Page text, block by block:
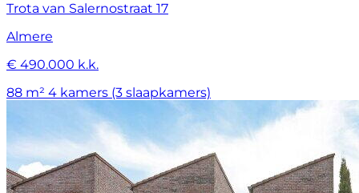
Trota van Salernostraat 17
Almere
€ 490.000 k.k.
88 m² 4 kamers (3 slaapkamers)